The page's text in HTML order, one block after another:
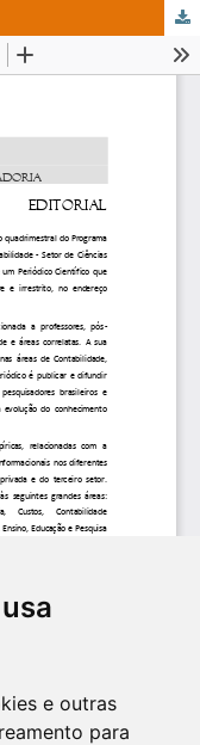
e outras
para